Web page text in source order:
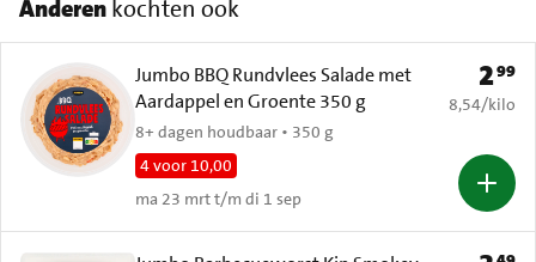
Anderenkochten ook
Jumbo BBQ Rundvlees Salade met
Aardappel en Groente 350 g
8+ dagen houdbaar • 350 g
4 voor 10,00
ma 23 mrt t/m di 1 sep
Prijs:
299
€ 8,54 per
8,54/kilo